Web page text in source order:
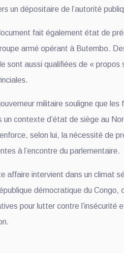
un dépositaire de l’autorité
fait également état de
armé opérant à Butembo.
sont aussi qualifiées de «
militaire souligne que
un contexte d’état de siège au
selon lui, la nécessité de
à l’encontre du parlementaire.
affaire intervient dans un climat
démocratique du Congo,
pour lutter contre l’insécurité